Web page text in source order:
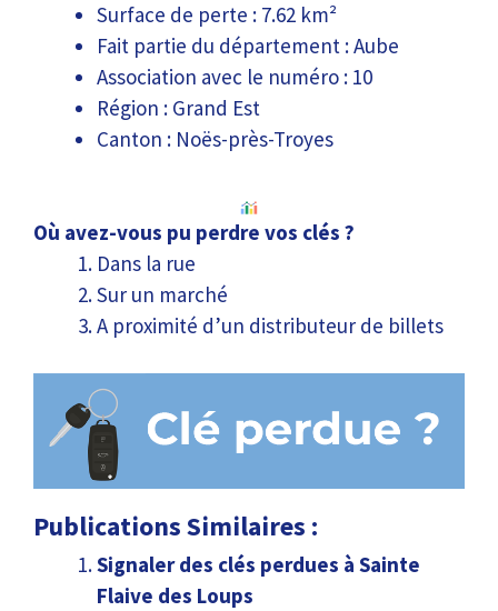
Surface de perte : 7.62 km²
Fait partie du département : Aube
Association avec le numéro : 10
Région : Grand Est
Canton : Noës-près-Troyes
Où avez-vous pu perdre vos clés ?
Dans la rue
Sur un marché
A proximité d’un distributeur de billets
Publications Similaires :
Signaler des clés perdues à Sainte
Flaive des Loups